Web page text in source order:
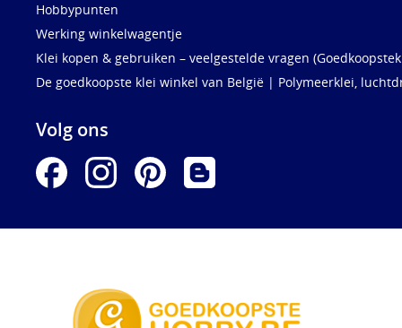
Hobbypunten
Werking winkelwagentje
Klei kopen & gebruiken – veelgestelde vragen
De goedkoopste klei winkel van België | Polymeerklei,
Volg ons